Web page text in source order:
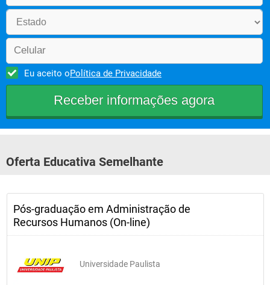
Eu aceito oPolítica de Privacidade
Oferta Educativa Semelhante
Pós-graduação em Administração de
Recursos Humanos (On-line)
Universidade Paulista